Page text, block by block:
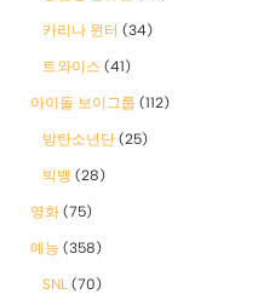
카리나 윈터 (34)
트와이스 (41)
아이돌 보이그룹 (112)
방탄소년단 (25)
빅뱅 (28)
영화 (75)
예능 (358)
SNL (70)